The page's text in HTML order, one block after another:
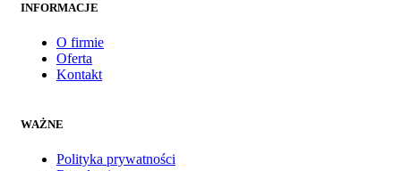
INFORMACJE
O firmie
Oferta
Kontakt
WAŻNE
Polityka prywatności